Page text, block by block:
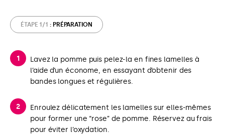
ÉTAPE 1/1 : PRÉPARATION
Lavez la pomme puis pelez-la en fines lamelles à
l’aide d’un économe, en essayant d’obtenir des
bandes longues et régulières.
Enroulez délicatement les lamelles sur elles-mêmes
pour former une “rose” de pomme. Réservez au frais
pour éviter l’oxydation.